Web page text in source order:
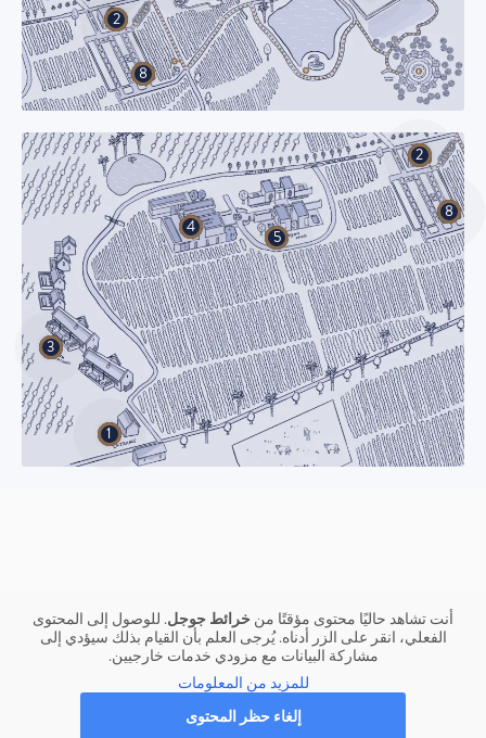
2
8
1
2
3
4
5
8
أنت تشاهد حاليًا محتوى مؤقتًا منخرائط جوجل. للوصول إلى المحتوى
الفعلي، انقر على الزر أدناه. يُرجى العلم بأن القيام بذلك سيؤدي إلى
مشاركة البيانات مع مزودي خدمات خارجيين.
للمزيد من المعلومات
إلغاء حظر المحتوى